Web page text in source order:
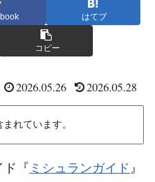
はてブ
コピー
2026.05.26 2026.05.28
れています。
ド『 ミシュランガイド 』